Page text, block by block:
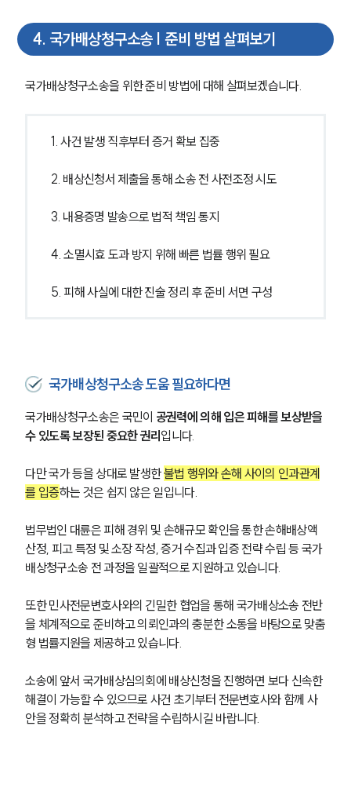
4. 국가배상청구소송 | 준비 방법 살펴보기
국가배상청구소송을 위한 준비 방법에 대해 살펴보겠습니다.
1. 사건 발생 직후부터 증거 확보 집중
2. 배상신청서 제출을 통해 소송 전 사전조정 시도
3. 내용증명 발송으로 법적 책임 통지
4. 소멸시효 도과 방지 위해 빠른 법률 행위 필요
5. 피해 사실에 대한 진술 정리 후 준비 서면 구성
국가배상청구소송 도움 필요하다면
국가배상청구소송은 국민이 공권력에 의해 입은 피해를 보상받을
수 있도록 보장된 중요한 권리입니다.
다만 국가 등을 상대로 발생한 불법 행위와 손해 사이의 인과관계
를 입증하는 것은 쉽지 않은 일입니다.
법무법인 대륜은 피해 경위 및 손해규모 확인을 통한 손해배상액
산정, 피고 특정 및 소장 작성, 증거 수집과 입증 전략 수립 등 국가
배상청구소송 전 과정을 일괄적으로 지원하고 있습니다.
또한 민사전문변호사와의 긴밀한 협업을 통해 국가배상소송 전반
을 체계적으로 준비하고 의뢰인과의 충분한 소통을 바탕으로 맞춤
형 법률지원을 제공하고 있습니다.
소송에 앞서 국가배상심의회에 배상신청을 진행하면 보다 신속한
해결이 가능할 수 있으므로 사건 초기부터 전문변호사와 함께 사
안을 정확히 분석하고 전략을 수립하시길 바랍니다.